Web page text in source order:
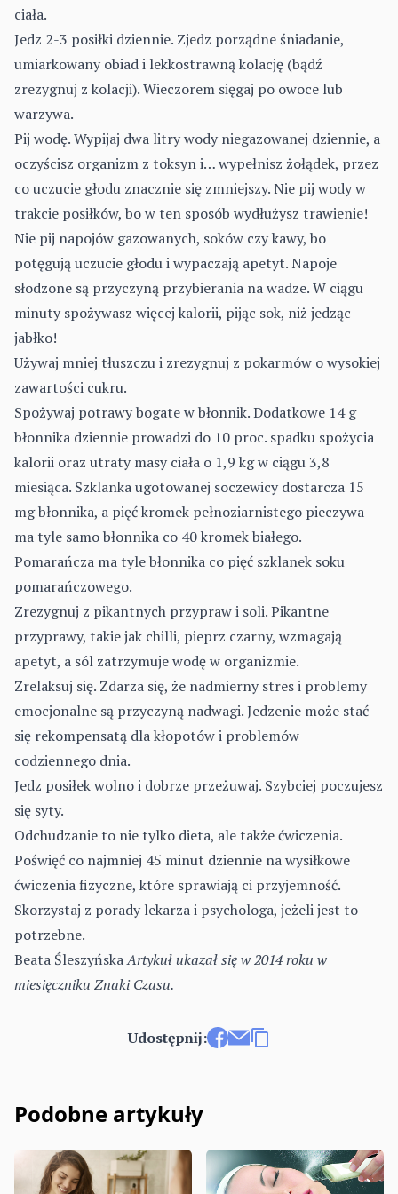
ciała.
Jedz 2-3 posiłki dziennie. Zjedz porządne śniadanie,
umiarkowany obiad i lekkostrawną kolację (bądź
zrezygnuj z kolacji). Wieczorem sięgaj po owoce lub
warzywa.
Pij wodę. Wypijaj dwa litry wody niegazowanej dziennie, a
oczyścisz organizm z toksyn i… wypełnisz żołądek, przez
co uczucie głodu znacznie się zmniejszy. Nie pij wody w
trakcie posiłków, bo w ten sposób wydłużysz trawienie!
Nie pij napojów gazowanych, soków czy kawy, bo
potęgują uczucie głodu i wypaczają apetyt. Napoje
słodzone są przyczyną przybierania na wadze. W ciągu
minuty spożywasz więcej kalorii, pijąc sok, niż jedząc
jabłko!
Używaj mniej tłuszczu i zrezygnuj z pokarmów o wysokiej
zawartości cukru.
Spożywaj potrawy bogate w błonnik. Dodatkowe 14 g
błonnika dziennie prowadzi do 10 proc. spadku spożycia
kalorii oraz utraty masy ciała o 1,9 kg w ciągu 3,8
miesiąca. Szklanka ugotowanej soczewicy dostarcza 15
mg błonnika, a pięć kromek pełnoziarnistego pieczywa
ma tyle samo błonnika co 40 kromek białego.
Pomarańcza ma tyle błonnika co pięć szklanek soku
pomarańczowego.
Zrezygnuj z pikantnych przypraw i soli. Pikantne
przyprawy, takie jak chilli, pieprz czarny, wzmagają
apetyt, a sól zatrzymuje wodę w organizmie.
Zrelaksuj się. Zdarza się, że nadmierny stres i problemy
emocjonalne są przyczyną nadwagi. Jedzenie może stać
się rekompensatą dla kłopotów i problemów
codziennego dnia.
Jedz posiłek wolno i dobrze przeżuwaj. Szybciej poczujesz
się syty.
Odchudzanie to nie tylko dieta, ale także ćwiczenia.
Poświęć co najmniej 45 minut dziennie na wysiłkowe
ćwiczenia fizyczne, które sprawiają ci przyjemność.
Skorzystaj z porady lekarza i psychologa, jeżeli jest to
potrzebne.
Beata ŚleszyńskaArtykuł ukazał się w 2014 roku w
miesięczniku Znaki Czasu.
Udostępnij:
Podobne artykuły